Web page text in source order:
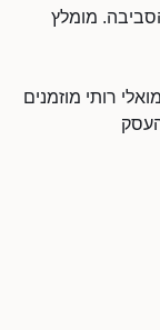
מומלץ
רותי מוזמנים